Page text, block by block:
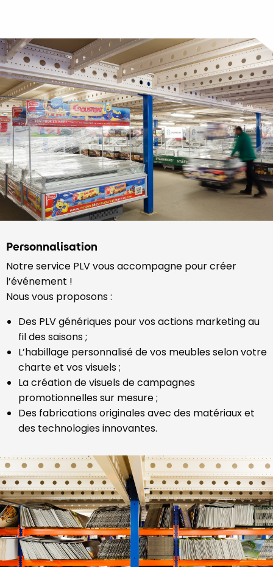
Personnalisation
Notre service PLV vous accompagne pour créer
l’événement !
Nous vous proposons :
Des PLV génériques pour vos actions marketing au
fil des saisons ;
L’habillage personnalisé de vos meubles selon votre
charte et vos visuels ;
La création de visuels de campagnes
promotionnelles sur mesure ;
Des fabrications originales avec des matériaux et
des technologies innovantes.